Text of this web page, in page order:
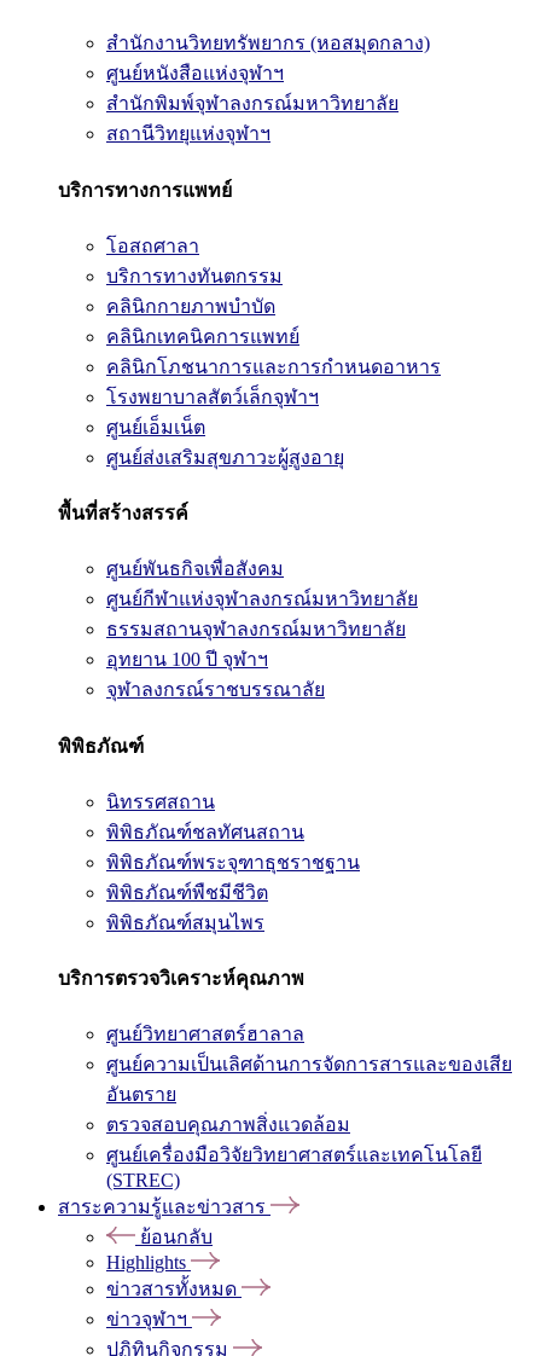
สำนักงานวิทยทรัพยากร (หอสมุดกลาง)
ศูนย์หนังสือแห่งจุฬาฯ
สำนักพิมพ์จุฬาลงกรณ์มหาวิทยาลัย
สถานีวิทยุแห่งจุฬาฯ
บริการทางการแพทย์
โอสถศาลา
บริการทางทันตกรรม
คลินิกกายภาพบำบัด
คลินิกเทคนิคการแพทย์
คลินิกโภชนาการและการกำหนดอาหาร
โรงพยาบาลสัตว์เล็กจุฬาฯ
ศูนย์เอ็มเน็ต
ศูนย์ส่งเสริมสุขภาวะผู้สูงอายุ
พื้นที่สร้างสรรค์
ศูนย์พันธกิจเพื่อสังคม
ศูนย์กีฬาแห่งจุฬาลงกรณ์มหาวิทยาลัย
ธรรมสถานจุฬาลงกรณ์มหาวิทยาลัย
อุทยาน 100 ปี จุฬาฯ
จุฬาลงกรณ์ราชบรรณาลัย
พิพิธภัณฑ์
นิทรรศสถาน
พิพิธภัณฑ์ชลทัศนสถาน
พิพิธภัณฑ์พระจุฑาธุชราชฐาน
พิพิธภัณฑ์พืชมีชีวิต
พิพิธภัณฑ์สมุนไพร
บริการตรวจวิเคราะห์คุณภาพ
ศูนย์วิทยาศาสตร์ฮาลาล
ศูนย์ความเป็นเลิศด้านการจัดการสารและของเสีย
อันตราย
ตรวจสอบคุณภาพสิ่งแวดล้อม
ศูนย์เครื่องมือวิจัยวิทยาศาสตร์และเทคโนโลยี
(STREC)
สาระความรู้และข่าวสาร
ย้อนกลับ
Highlights
ข่าวสารทั้งหมด
ข่าวจุฬาฯ
ปฏิทินกิจกรรม